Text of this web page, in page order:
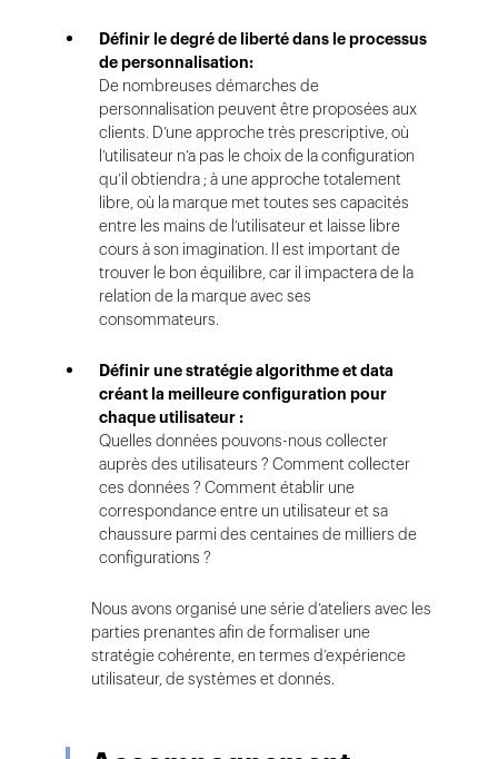
Définir le degré de liberté dans le processus
de personnalisation:
De nombreuses démarches de
personnalisation peuvent être proposées aux
clients. D’une approche très prescriptive, où
l’utilisateur n’a pas le choix de la configuration
qu’il obtiendra ; à une approche totalement
libre, où la marque met toutes ses capacités
entre les mains de l’utilisateur et laisse libre
cours à son imagination. Il est important de
trouver le bon équilibre, car il impactera de la
relation de la marque avec ses
consommateurs.
Définir une stratégie algorithme et data
créant la meilleure configuration pour
chaque utilisateur :
Quelles données pouvons-nous collecter
auprès des utilisateurs ? Comment collecter
ces données ? Comment établir une
correspondance entre un utilisateur et sa
chaussure parmi des centaines de milliers de
configurations ?
Nous avons organisé une série d’ateliers avec les
parties prenantes afin de formaliser une
stratégie cohérente, en termes d’expérience
utilisateur, de systèmes et donnés.